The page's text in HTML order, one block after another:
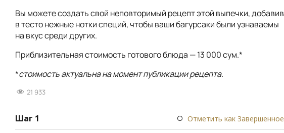
Вы можете создать свой неповторимый рецепт этой выпечки, добавив
в тесто нежные нотки специй, чтобы ваши багурсаки были узнаваемы
на вкус среди других.
Приблизительная стоимость готового блюда — 13 000 сум.*
*стоимость актуальна на момент публикации рецепта.
21 933
Шаг 1 Отметить как Завершенное